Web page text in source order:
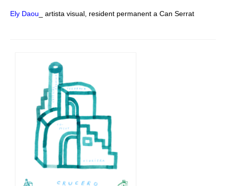
Ely Daou _ artista visual, resident permanent a Can Serrat